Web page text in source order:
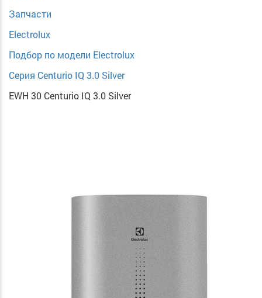
Запчасти
Electrolux
Подбор по модели Electrolux
Серия Centurio IQ 3.0 Silver
EWH 30 Centurio IQ 3.0 Silver